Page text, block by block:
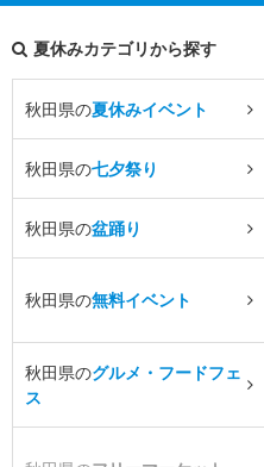
夏休みカテゴリから探す
秋田県の夏休みイベント
秋田県の七夕祭り
秋田県の盆踊り
秋田県の無料イベント
秋田県のグルメ・フードフェ
ス